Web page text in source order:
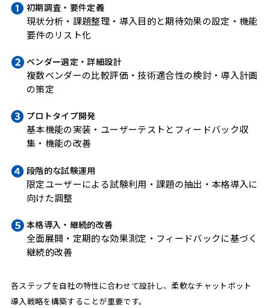
初期調査・要件定義
現状分析・課題整理・導入目的と期待効果の設定・機能
要件のリスト化
ベンダー選定・詳細設計
複数ベンダーの比較評価・技術適合性の検討・導入計画
の策定
プロトタイプ開発
基本機能の実装・ユーザーテストとフィードバック収
集・機能の改善
段階的な試験運用
限定ユーザーによる試験利用・課題の抽出・本格導入に
向けた調整
本格導入・継続的改善
全面展開・定期的な効果測定・フィードバックに基づく
継続的改善
各ステップを自社の特性に合わせて設計し、柔軟なチャットボット
導入戦略を構築することが重要です。